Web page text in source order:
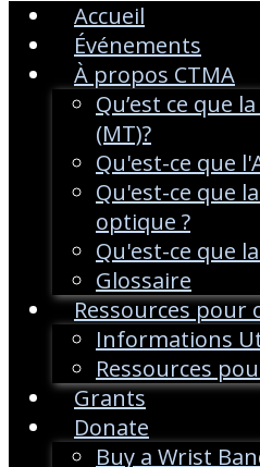
Accueil
Événements
À propos CTMA
Qu’est ce que
(MT)?
Qu'est-ce que
Qu'est-ce que
optique ?
Qu'est-ce que
Glossaire
Ressources pour
Informations
Ressources
Grants
Donate
Buy a Wrist